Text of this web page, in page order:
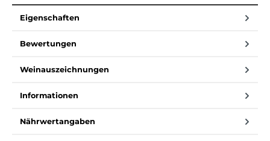
Eigenschaften
Bewertungen
Weinauszeichnungen
Informationen
Nährwertangaben